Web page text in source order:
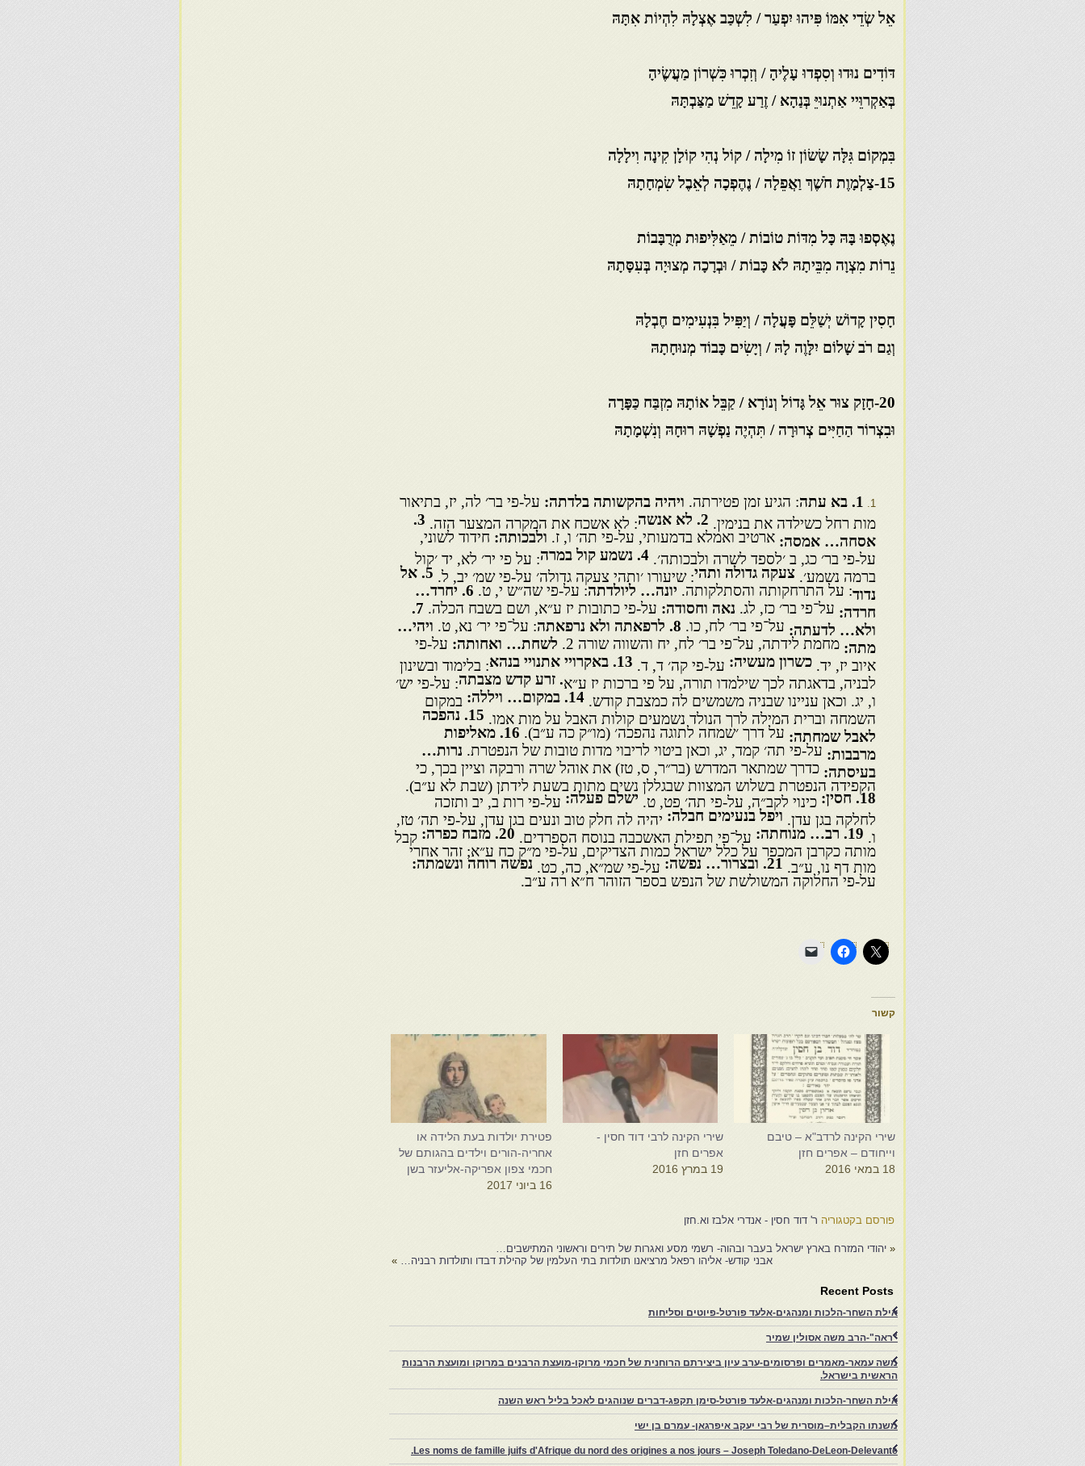
אֵל שְׂדֵי אִמּוֹ פִּיהוּ יִפְעַר / לִשְׁכַּב אֶצְלָהּ לִהְיוֹת אִתָּהּ
דּוֹדִים נוּדוּ וְסִפְדוּ עָלֶיהָ / וְזִכְרוּ כִּשְׁרוֹן מַעֲשֶׂיהָ
בְּאַקְרוֵּיי אַתְנוּיֵּ בְּנַהָא / זֶרַע קָדֵשׁ מַצַּבְתָּהּ
בִּמְקוֹם גִּלָּה שָׂשׂוֹן זוֹ מִילָה / קוֹל נְהִי קוֹלָן קִינָה וִילָלָה
15-צַלְמָוֶת חֹשֶׁךְ וַאֲפֵלָה / נֶהֶפְכָה לְאֵבֶל שִׂמְחָתָהּ
נֶאֶסְפוּ בָּהּ כָּל מִדּוֹת טוֹבוֹת / מֵאַלִּיפוּת מְרֻבָּבוֹת
נֵרוֹת מִצְוָה מִבֵּיתָהּ לֹא כָּבוֹת / וּבְרָכָה מְצוּיָה בְּעִסָּתָהּ
חָסִין קָדוֹשׁ יְשַׁלֵּם פָּעֲלָה / וְיַפִּיל בִּנְעִימִים חֶבְלָהּ
וְגַם רֹב שָׁלוֹם יִלָּוֶה לָהּ / וְיָשִׂים כָּבוֹד מְנוּחָתָהּ
20-חָזָק צוּר אֵל גָּדוֹל וְנוֹרָא / קַבֵּל אוֹתָהּ מִזְבַּח כַּפָּרָה
וּבִצְרוֹר הַחַיִּים צְרוּרָה / תִּהְיֶה נַפְשָׁהּ רוּחָהּ וְנִשְׁמָתָהּ
1. בא עתה: הגיע זמן פטירתה. ויהיה בהקשותה בלדתה: על-פי בר׳ לה, יז, בתיאור
מות רחל כשילדה את בנימין. 2. לא אנשה: לא אשכח את המקרה המצער הזה. 3
.
אסחה… אמסה: ארטיב ואמלא בדמעותי, על-פי תה׳ ו, ז. ולבכותה: חידוד לשוני,
על-פי בר׳ כג, ב ׳לספד לשרה ולבכותה׳. 4. נשמע קול במרה: על פי יר׳ לא, יד ׳קול
ברמה נשמע׳. צעקה גדולה ותהי: שיעורו ׳ותהי צעקה גדולה׳ על-פי שמ׳ יב, ל. 5. אל
נדוד: על התרחקותה והסתלקותה. יונה… ליולדתה: על-פי שה״ש י, ט. 6. יחרד…
חרדה: על־פי בר׳ כז, לג. נאה וחסודה: על-פי כתובות יז ע״א, ושם בשבח הכלה. 7
.
ולא… לדעתה: על־פי בר׳ לח, כו. 8. לרפאתה ולא נרפאתה: על־פי יר׳ נא, ט. ויהי…
מתה: מחמת לידתה, על־פי בר׳ לח, יח והשווה שורה 2. לשחת… ואחותה: על-פי
איוב יז, יד. כשרון מעשיה: על-פי קה׳ ד, ד. 13. באקרויי אתנויי בנהא: בלימוד ובשינון
לבניה, בדאגתה לכך שילמדו תורה, על פי ברכות יז ע״א. זרע קדש מצבתה: על-פי יש׳
ו, יג. וכאן עניינו שבניה משמשים לה כמצבת קודש. 14. במקום… ויללה: במקום
השמחה וברית המילה לרך הנולד נשמעים קולות האבל על מות אמו. 15. נהפכה
לאבל שמחתה: על דרך ׳שמחה לתוגה נהפכה׳ (מו״ק כה ע״ב). 16. מאליפות
מרבבות: על-פי תה׳ קמד, יג, וכאן ביטוי לריבוי מדות טובות של הנפטרת. נרות…
בעיסתה: כדרך שמתאר המדרש (בר״ר, ס, טז) את אוהל שרה ורבקה וציין בכך, כי
הקפידה הנפטרת בשלוש המצוות שבגללן נשים מתות בשעת לידתן (שבת לא ע״ב).
18. חסין: כינוי לקב״ה, על-פי תה׳ פט, ט. ישלם פעלה: על-פי רות ב, יב ותזכה
לחלקה בגן עדן. ויפל בנעימים חבלה: יהיה לה חלק טוב ונעים בגן עדן, על-פי תה׳ טז,
ו. 19. רב… מנוחתה: על־פי תפילת האשכבה בנוסח הספרדים. 20. מזבח כפרה: קבל
מותה כקרבן המכפר על כלל ישראל כמות הצדיקים, על-פי מ״ק כח ע״א; זהר אחרי
מות דף נו, ע״ב.
21. ובצרור… נפשה: על-פי שמ״א, כה, כט. נפשה רוחה ונשמתה:
על-פי החלוקה המשולשת של הנפש בספר הזוהר ח״א רה ע״ב.
קשור
שירי הקינה לרדב"א – טיבם
וייחודם – אפרים חזן
18 במאי 2016
שירי הקינה לרבי דוד חסין -
אפרים חזן
19 במרץ 2016
פטירת יולדות בעת הלידה או
אחריה-הורים וילדים בהגותם של
חכמי צפון אפריקה-אליעזר בשן
16 ביוני 2017
פורסם בקטגוריה ר' דוד חסין - אנדרי אלבז וא.חזן
« יהודי המזרח בארץ ישראל בעבר ובהוה- רשמי מסע ואגרות של תירים וראשוני המתישבים…
אבני קודש- אליהו רפאל מרציאנו תולדות בתי העלמין של קהילת דבדו ותולדות רבניה… »
Recent Posts
אילת השחר-הלכות ומנהגים-אלעד פורטל-פיוטים וסליחות
"ראה"-הרב משה אסולין שמיר
משה עמאר-מאמרים ופרסומים-ערב עיון ביצירתם הרוחנית של חכמי מרוקו-מועצת הרבנים במרוקו ומועצת הרבנות
הראשית בישראל.
אילת השחר-הלכות ומנהגים-אלעד פורטל-סימן תקפג-דברים שנוהגים לאכל בליל ראש השנה
משנתו הקבלית–מוסרית של רבי יעקב איפרגאן- עמרם בן ישי
Les noms de famille juifs d'Afrique du nord des origines a nos jours – Joseph Toledano-DeLeon-Delevante.